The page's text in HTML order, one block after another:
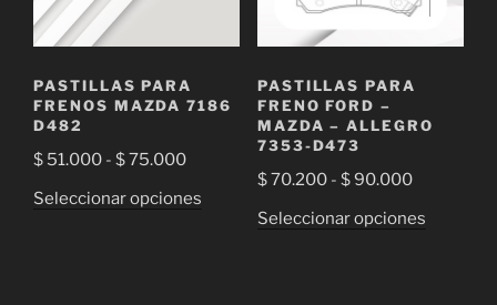
la
de
producto
elegir
en
de
PASTILLAS PARA
FRENOS MAZDA 7186
D482
$ 51.000 - $75.000Rango
precios:
Seleccionar opciones
producto
PASTILLAS PARA
FRENO FORD –
MAZDA – ALLEGRO
7353-D473
$70.200 - $90.000Rango
precios:
Seleccionar opcionesEste